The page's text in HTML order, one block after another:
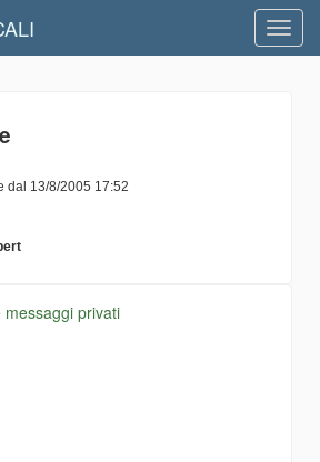
dal 13/8/2005 17:52
privati